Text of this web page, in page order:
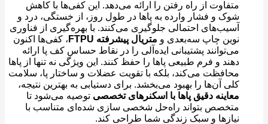
متفاوت از راه رفتن را ارائه می‌دهد. این کفی‌ها با کاهش
شوک و فشار وارده به پاها در طول روز، از خستگی، درد و
آسیب‌‌های احتمالی جلوگیری می‌کنند. با بهره‌گیری از فناوری
نوین چاپ سه‌بعدی ومتریال پیشرفته FTPU
، کفی‌ها اکنون
می‌توانند پشتیبانی ایده‌آلی را در نقاط حساس کف پا ارائه
دهند و فرم طبیعی پاها را حفظ کنند. این ویژگی نه ‌تنها از پاها
محافظت می‌کند، بلکه با تقویت عضلات و ساختار پا، سلامت
کلی آن‌ها را بهبود می‌بخشد. برای دستیابی به بهترین نتیجه،
معاینه دقیق پاها با اسکنرهای تخصصیتوصیه می‌شود تا
متخصص بتواند راه‌حل شخصی ‌سازی ‌شده‌ای متناسب با
نیازها و سبک زندگی شما طراحی کند.